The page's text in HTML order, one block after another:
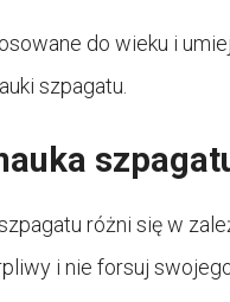
do wieku i
szpagatu.
różni się w
i nie forsuj swojego